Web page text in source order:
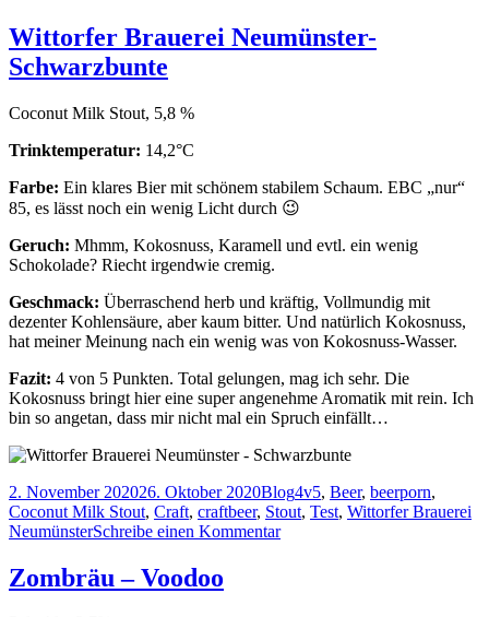
–
Ex
&
Wittorfer Brauerei Neumünster-
Schwarzbunte
Coconut Milk Stout, 5,8 %
Trinktemperatur: 14,2°C
Farbe: Ein klares Bier mit schönem stabilem Schaum. EBC „nur“
85, es lässt noch ein wenig Licht durch 😉
Geruch: Mhmm, Kokosnuss, Karamell und evtl. ein wenig
Schokolade? Riecht irgendwie cremig.
Geschmack: Überraschend herb und kräftig, Vollmundig mit
dezenter Kohlensäure, aber kaum bitter. Und natürlich Kokosnuss,
hat meiner Meinung nach ein wenig was von Kokosnuss-Wasser.
Fazit: 4 von 5 Punkten. Total gelungen, mag ich sehr. Die
Kokosnuss bringt hier eine super angenehme Aromatik mit rein. Ich
bin so angetan, dass mir nicht mal ein Spruch einfällt…
Veröffentlicht
am
2. November 202026. Oktober 2020Kategorien
BlogSchlagwörter
4v5, Beer, beerporn,
Coconut Milk Stout, Craft, craftbeer, Stout, Test, Wittorfer Brauerei
NeumünsterSchreibe einen Kommentarzu
Zombräu – Voodoo